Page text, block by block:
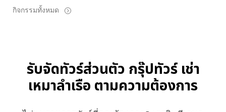
กิจกรรมทั้งหมด
รับจัดทัวร์ส่วนตัว กรุ๊ปทัวร์ เช่า
เหมาลำเรือ ตามความต้องการ